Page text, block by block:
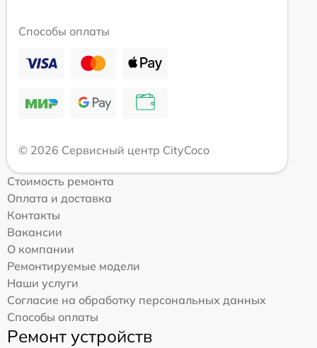
Способы оплаты
© 2026 Сервисный центр CityCoco
Стоимость ремонта
Оплата и доставка
Контакты
Вакансии
О компании
Ремонтируемые модели
Наши услуги
Согласие на обработку персональных данных
Способы оплаты
Ремонт устройств